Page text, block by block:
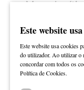
Mapa do sítio
Este website
Este website usa cookies
do utilizador. Ao utilizar o
concordar com todos os
Política de Cookies.